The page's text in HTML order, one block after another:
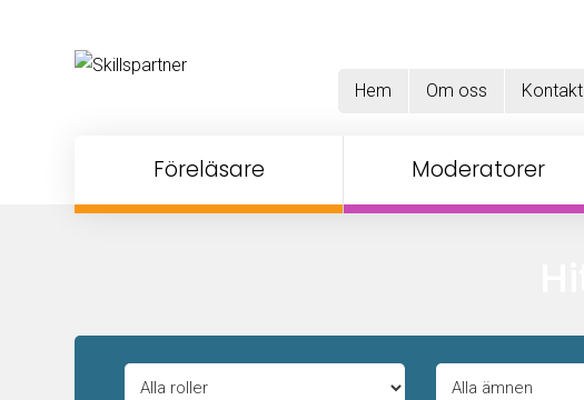
Hem
Om oss Kontakt
Föreläsare Moderatorer